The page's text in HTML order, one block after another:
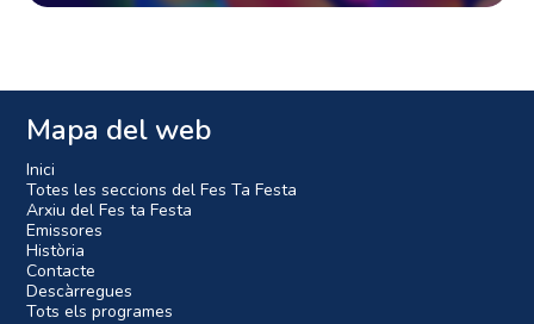
Mapa del web
Inici
Totes les seccions del Fes Ta Festa
Arxiu del Fes ta Festa
Emissores
Història
Contacte
Descàrregues
Tots els programes